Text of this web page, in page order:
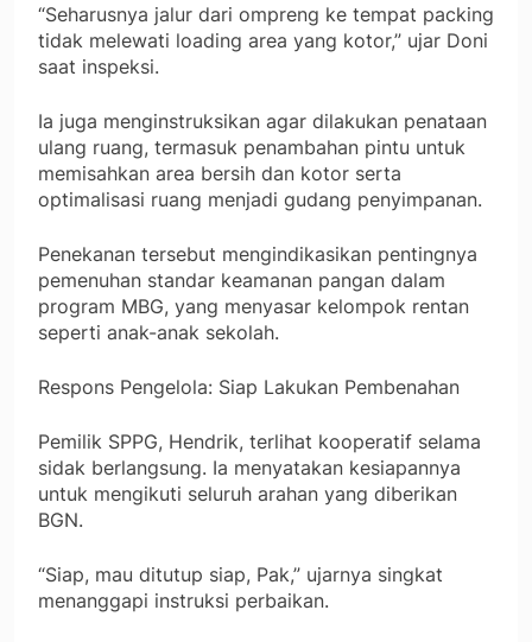
“Seharusnya jalur dari ompreng ke tempat packing
tidak melewati loading area yang kotor,” ujar Doni
saat inspeksi.
Ia juga menginstruksikan agar dilakukan penataan
ulang ruang, termasuk penambahan pintu untuk
memisahkan area bersih dan kotor serta
optimalisasi ruang menjadi gudang penyimpanan.
Penekanan tersebut mengindikasikan pentingnya
pemenuhan standar keamanan pangan dalam
program MBG, yang menyasar kelompok rentan
seperti anak-anak sekolah.
Respons Pengelola: Siap Lakukan Pembenahan
Pemilik SPPG, Hendrik, terlihat kooperatif selama
sidak berlangsung. Ia menyatakan kesiapannya
untuk mengikuti seluruh arahan yang diberikan
BGN.
“Siap, mau ditutup siap, Pak,” ujarnya singkat
menanggapi instruksi perbaikan.